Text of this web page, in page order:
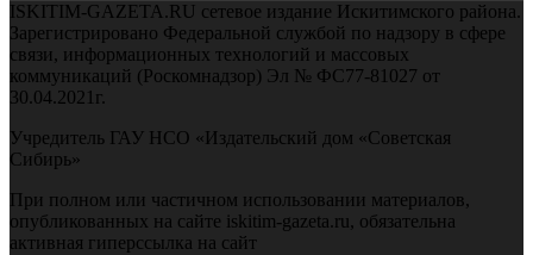
ISKITIM-GAZETA.RU сетевое издание Искитимского района.
Зарегистрировано Федеральной службой по надзору в сфере
связи, информационных технологий и массовых
коммуникаций (Роскомнадзор) Эл № ФС77-81027 от
30.04.2021г.
Учредитель ГАУ НСО «Издательский дом «Советская
Сибирь»
При полном или частичном использовании материалов,
опубликованных на сайте iskitim-gazeta.ru, обязательна
активная гиперссылка на сайт